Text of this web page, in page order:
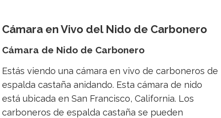
Cámara en Vivo del Nido de Carbonero
Cámara de Nido de Carbonero
Estás viendo una cámara en vivo de carboneros de
espalda castaña anidando. Esta cámara de nido
está ubicada en San Francisco, California. Los
carboneros de espalda castaña se pueden